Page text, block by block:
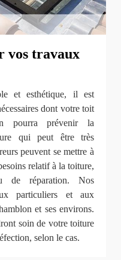
vos travaux
et esthétique, il est
dont votre toit
pourra prévenir la
qui peut être très
peuvent se mettre à
relatif à la toiture,
de réparation. Nos
particuliers et aux
et ses environs.
soin de votre toiture
selon le cas.